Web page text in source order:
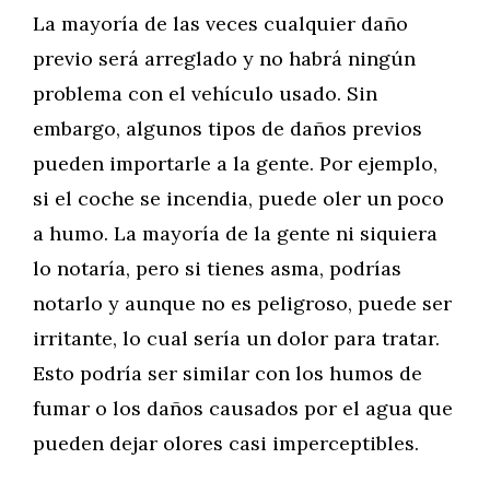
La mayoría de las veces cualquier daño
previo será arreglado y no habrá ningún
problema con el vehículo usado. Sin
embargo, algunos tipos de daños previos
pueden importarle a la gente. Por ejemplo,
si el coche se incendia, puede oler un poco
a humo. La mayoría de la gente ni siquiera
lo notaría, pero si tienes asma, podrías
notarlo y aunque no es peligroso, puede ser
irritante, lo cual sería un dolor para tratar.
Esto podría ser similar con los humos de
fumar o los daños causados por el agua que
pueden dejar olores casi imperceptibles.